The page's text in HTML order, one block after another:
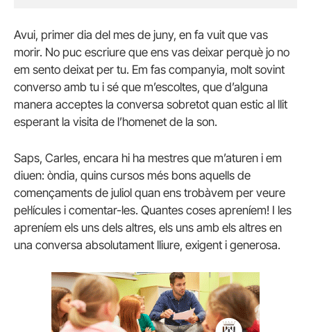
Avui, primer dia del mes de juny, en fa vuit que vas
morir. No puc escriure que ens vas deixar perquè jo no
em sento deixat per tu. Em fas companyia, molt sovint
converso amb tu i sé que m’escoltes, que d’alguna
manera acceptes la conversa sobretot quan estic al llit
esperant la visita de l’homenet de la son.
Saps, Carles, encara hi ha mestres que m’aturen i em
diuen: òndia, quins cursos més bons aquells de
començaments de juliol quan ens trobàvem per veure
pel·lícules i comentar-les. Quantes coses apreníem! I les
apreníem els uns dels altres, els uns amb els altres en
una conversa absolutament lliure, exigent i generosa.